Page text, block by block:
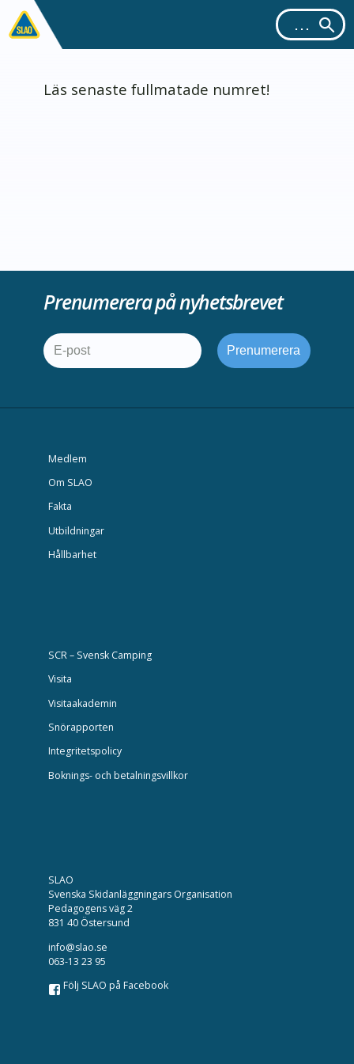
Läs senaste fullmatade numret!
Prenumerera på nyhetsbrevet
Medlem
Om SLAO
Fakta
Utbildningar
Hållbarhet
SCR – Svensk Camping
Visita
Visitaakademin
Snörapporten
Integritetspolicy
Boknings- och betalningsvillkor
SLAO
Svenska Skidanläggningars Organisation
Pedagogens väg 2
831 40 Östersund
info@slao.se
063-13 23 95
Följ SLAO på Facebook